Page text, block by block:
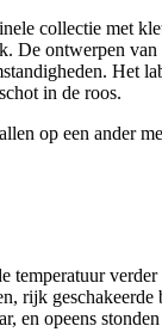
collectie met
De ontwerpen
Het
in de roos.
op een ander
temperatuur
rijk
en opeens